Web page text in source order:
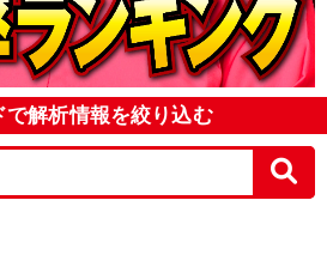
で解析情報を絞り込む